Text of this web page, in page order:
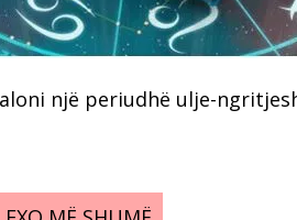
një periudhë ulje-